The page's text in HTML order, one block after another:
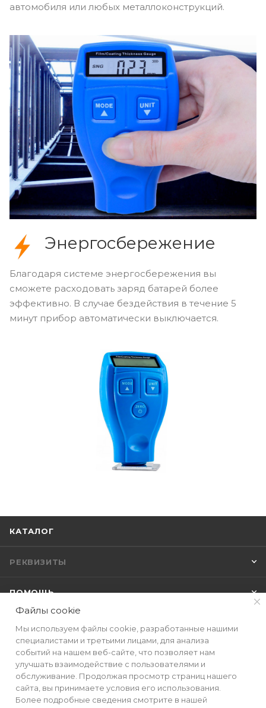
автомобиля или любых металлоконструкций.
Энергосбережение
Благодаря системе энергосбережения вы
сможете расходовать заряд батарей более
эффективно. В случае бездействия в течение 5
минут прибор автоматически выключается.
КАТАЛОГ
РЕКВИЗИТЫ
ПОМОЩЬ
ПОДПИСАТЬСЯ НА РАССЫЛКУ
+7(499) 490-48-04
Файлы cookie
Мы используем файлы cookie, разработанные нашими
специалистами и третьими лицами, для анализа
событий на нашем веб-сайте, что позволяет нам
улучшать взаимодействие с пользователями и
обслуживание. Продолжая просмотр страниц нашего
сайта, вы принимаете условия его использования.
Более подробные сведения смотрите в нашей